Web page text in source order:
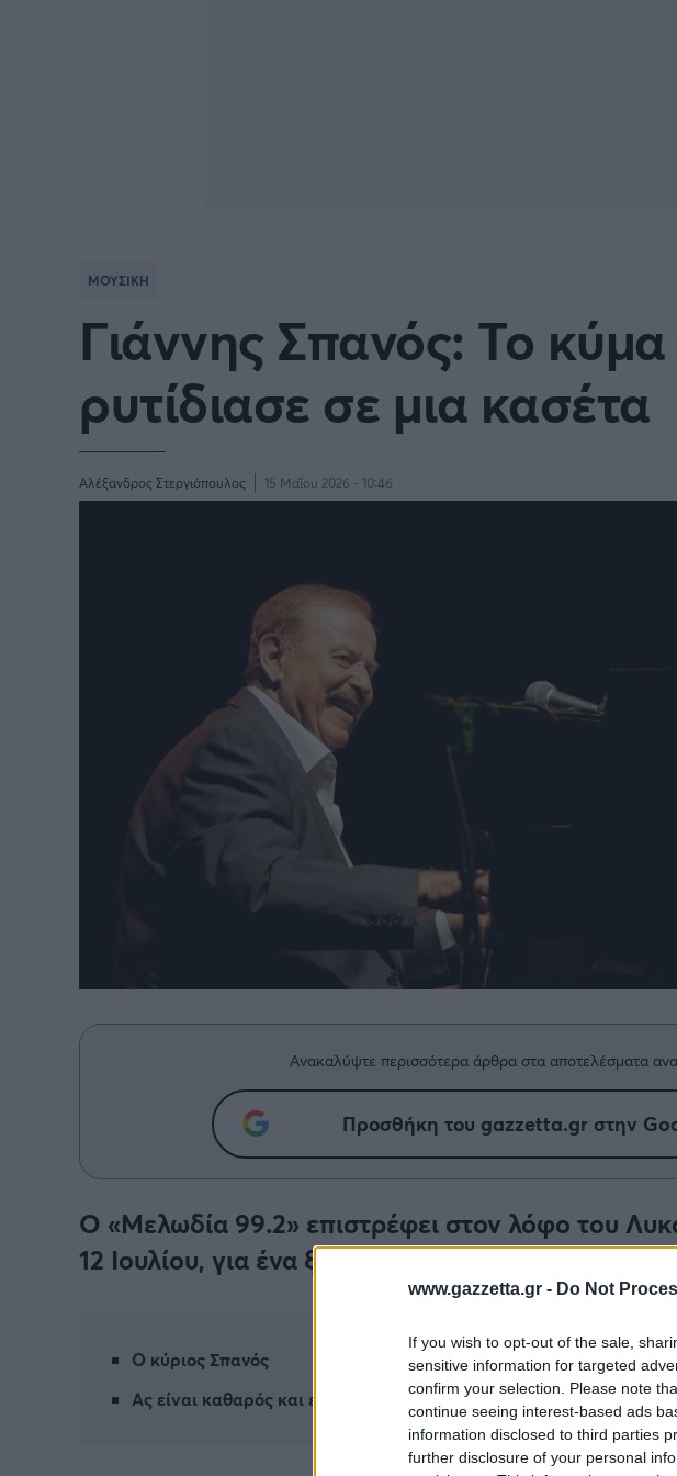
www.gazzetta.gr - Do Not
If you wish to opt-out of the sale,
sensitive information for targeted
confirm your selection. Please note
continue seeing interest-based ads
information disclosed to third parties
further disclosure of your personal
ΜΟΥΣΙΚΗ
Γιάννης Σπανός: Το
ρυτίδιασε σε μια κασέτα
Αλέξανδρος Στεργιόπουλος 15 Μαΐου 2026 - 10:46
Ανακαλύψτε περισσότερα άρθρα στα αποτελέσματα
Προσθήκη του gazzetta.gr στην
Ο «Μελωδία 99.2» επιστρέφει στον λόφο του
12 Ιουλίου, για ένα ξεχωριστό αφιέρωμα στον
Ο κύριος Σπανός
Ας είναι καθαρός και ευγενικός ο ουρανός…